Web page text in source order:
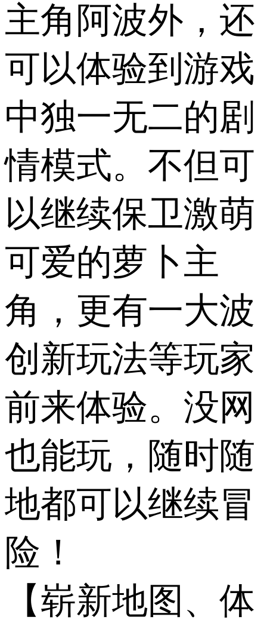
主角阿波外，还
可以体验到游戏
中独一无二的剧
情模式。不但可
以继续保卫激萌
可爱的萝卜主
角，更有一大波
创新玩法等玩家
前来体验。没网
也能玩，随时随
地都可以继续冒
险！
【崭新地图、体